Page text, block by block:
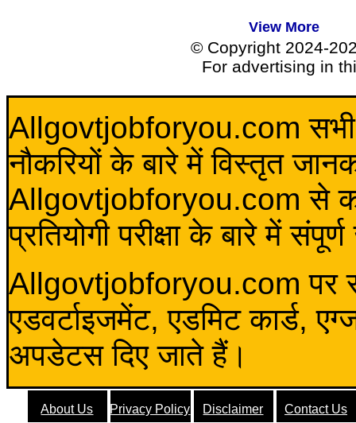
View More
© Copyright 2024-
For advertising in
Allgovtjobforyou.com सभी
नौकरियों के बारे में विस्तृत
Allgovtjobforyou.com से कोई
प्रतियोगी परीक्षा के बारे में
Allgovtjobforyou.com पर
एडवर्टाइजमेंट, एडमिट कार्ड,
अपडेटस दिए जाते हैं।
About Us Privacy Policy Disclaimer Contact Us